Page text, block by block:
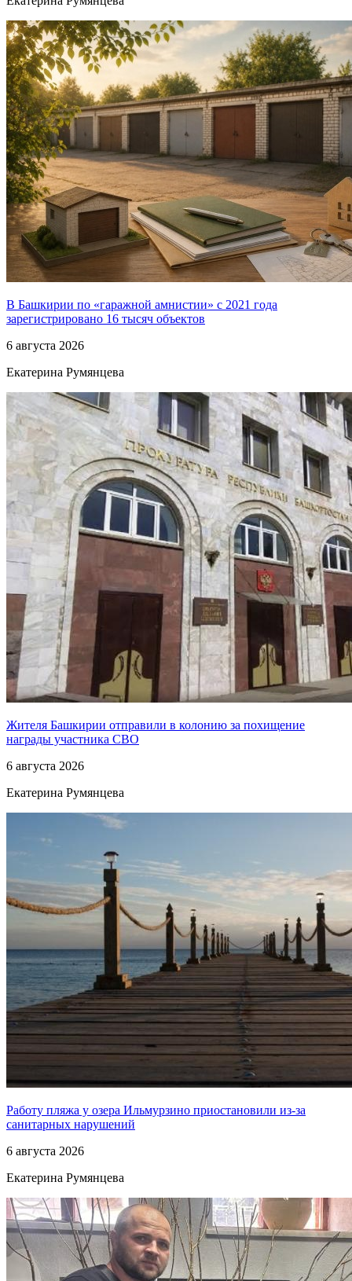
В Башкирии по «гаражной амнистии» с 2021 года
зарегистрировано 16 тысяч объектов
6 августа 2026
Екатерина Румянцева
Жителя Башкирии отправили в колонию за похищение
награды участника СВО
6 августа 2026
Екатерина Румянцева
Работу пляжа у озера Ильмурзино приостановили из-за
санитарных нарушений
6 августа 2026
Екатерина Румянцева